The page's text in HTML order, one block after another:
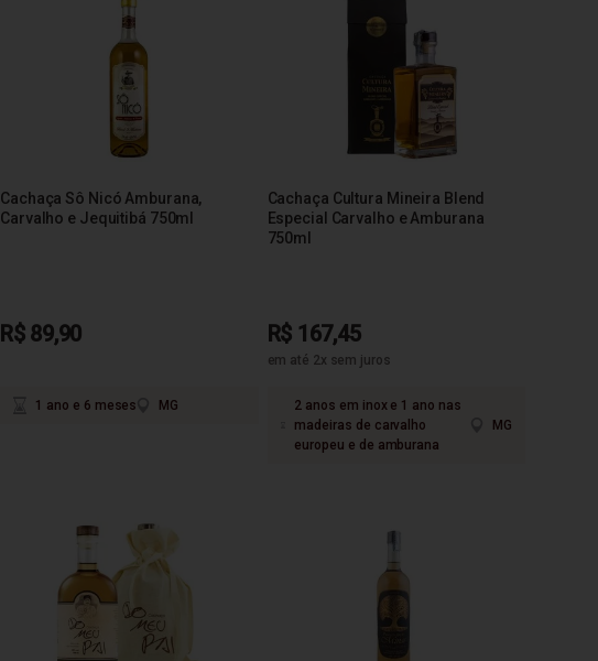
Cachaça Sô Nicó Amburana,
Carvalho e Jequitibá 750ml
R$ 89,90
1 ano e 6 meses MG
Cachaça Cultura Mineira Blend
Especial Carvalho e Amburana
750ml
R$ 167,45
em até 2x sem juros
2 anos em inox e 1 ano nas
madeiras de carvalho
europeu e de amburana
MG